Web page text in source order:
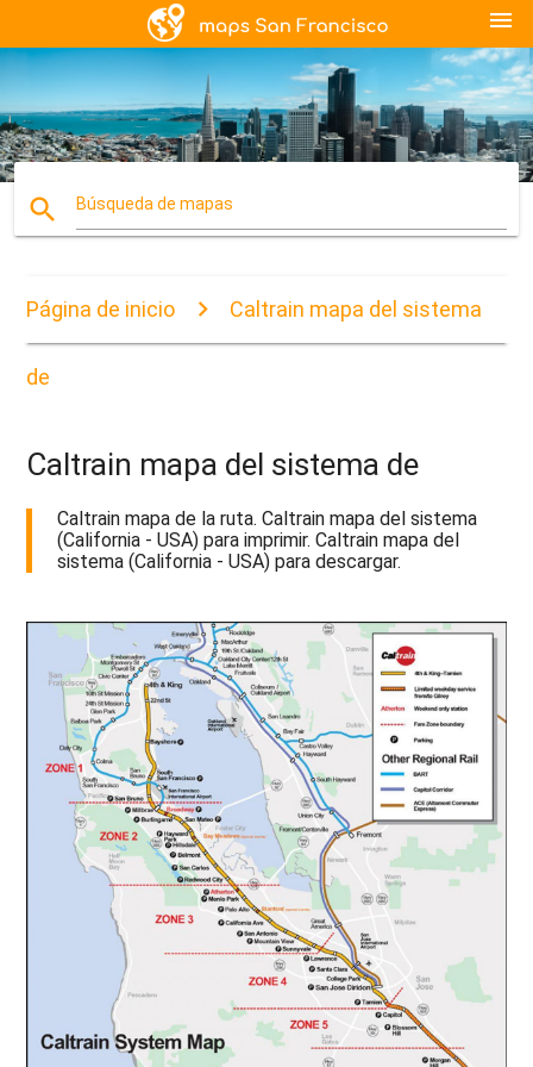
menu
search Búsqueda de mapas
Página de inicio Caltrain mapa del sistema
de
Caltrain mapa del sistema de
Caltrain mapa de la ruta. Caltrain mapa del sistema
(California - USA) para imprimir. Caltrain mapa del
sistema (California - USA) para descargar.